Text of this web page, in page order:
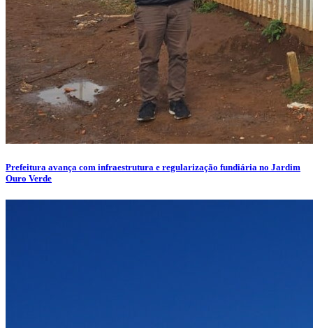
Prefeitura avança com infraestrutura e regularização fundiária no Jardim
Ouro Verde